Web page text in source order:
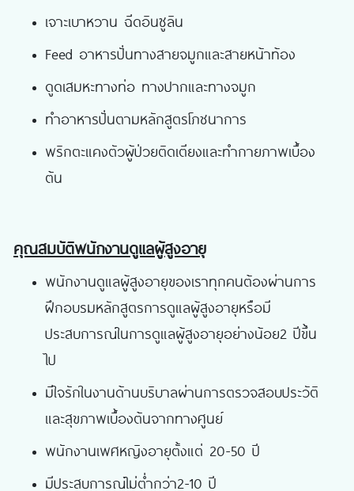
เจาะเบาหวาน ฉีดอินซูลิน
Feed อาหารปั่นทางสายจมูกและสายหน้าท้อง
ดูดเสมหะทางท่อ ทางปากและทางจมูก
ทำอาหารปั่นตามหลักสูตรโภชนาการ
พริกตะแคงตัวผู้ป่วยติดเตียงและทำกายภาพเบื้อง
ต้น
คุณสมบัติพนักงานดูแลผู้สูงอายุ
พนักงานดูแลผู้สูงอายุของเราทุกคนต้องผ่านการ
ฝึกอบรมหลักสูตรการดูแลผู้สูงอายุหรือมี
ประสบการณ์ในการดูแลผู้สูงอายุอย่างน้อย2 ปีขึ้น
ไป
มีใจรักในงานด้านบริบาลผ่านการตรวจสอบประวัติ
และสุขภาพเบื้องต้นจากทางศูนย์
พนักงานเพศหญิงอายุตั้งแต่ 20-50 ปี
มีประสบการณ์ไม่ต่ำกว่า2-10 ปี